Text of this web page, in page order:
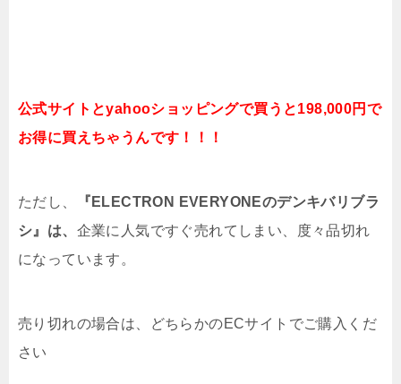
公式サイトとyahooショッピングで買うと198,000円で
お得に買えちゃうんです！！！
ただし、
『ELECTRON EVERYONEのデンキバリブラ
シ』は、 企業に人気ですぐ売れてしまい、度々品切れ
になっています。
売り切れの場合は、どちらかのECサイトでご購入くだ
さい